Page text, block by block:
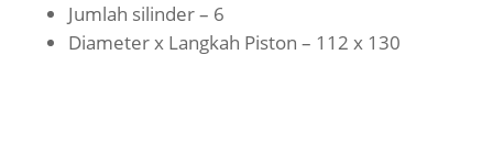
Jumlah silinder – 6
Diameter x Langkah Piston – 112 x 130